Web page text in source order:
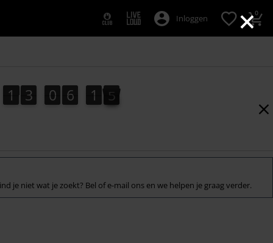
×
Inloggen 0
1
1 3
3 0
0 6
6 1
1 3
4
3
5
4
je niet wat je zoekt? Bel of e-mail ons en we helpen je graag verder.